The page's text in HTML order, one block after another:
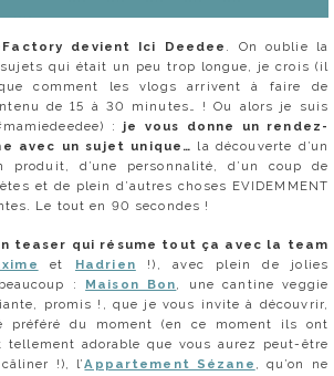
devient Ici Deedee . On oublie la
qui était un peu trop longue, je crois (il
comment les vlogs arrivent à faire de
de 15 à 30 minutes… ! Ou alors je suis
: je vous donne un rendez-
avec un sujet unique… la découverte d’un
produit, d’une personnalité, d’un coup de
et de plein d’autres choses EVIDEMMENT
Le tout en 90 secondes !
teaser qui résume tout ça avec la team
et Hadrien !), avec plein de jolies
: Maison Bon, une cantine veggie
promis !, que je vous invite à découvrir,
préféré du moment (en ce moment ils ont
tellement adorable que vous aurez peut-être
!), l’Appartement Sézane , qu’on ne